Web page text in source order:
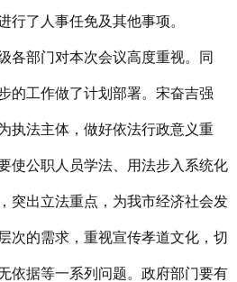
了人事任免及其他事项。
各部门对本次会议高度重视。同
的工作做了计划部署。宋奋吉强
执法主体，做好依法行政意义重
使公职人员学法、用法步入系统化
突出立法重点，为我市经济社会发
次的需求，重视宣传孝道文化，切
依据等一系列问题。政府部门要有